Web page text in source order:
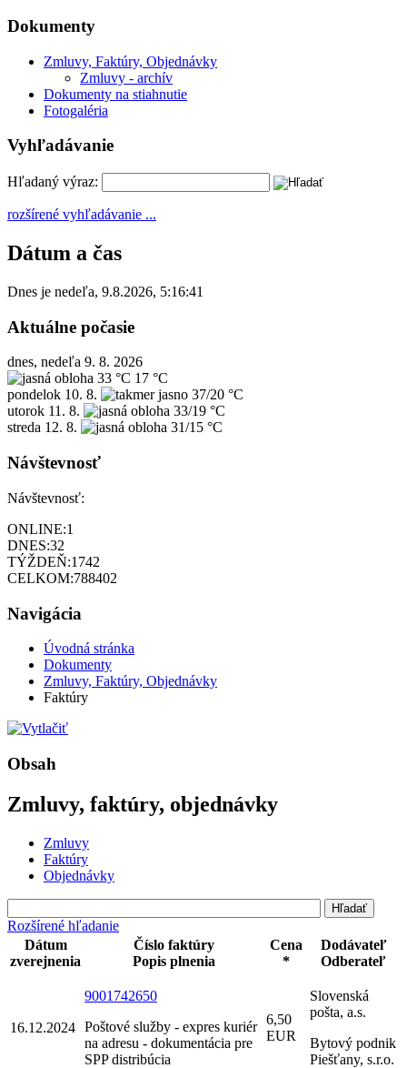
Dokumenty
Zmluvy, Faktúry, Objednávky
Zmluvy - archív
Dokumenty na stiahnutie
Fotogaléria
Vyhľadávanie
Hľadaný výraz:
rozšírené vyhľadávanie ...
Dátum a čas
Dnes je nedeľa, 9.8.2026, 5:16:41
Aktuálne počasie
dnes, nedeľa 9. 8. 2026
33 °C 17 °C
pondelok 10. 8.
37/20 °C
utorok 11. 8.
33/19 °C
streda 12. 8. 31/15 °C
Návštevnosť
Návštevnosť:
ONLINE:1
DNES:32
TÝŽDEŇ:1742
CELKOM:788402
Navigácia
Úvodná stránka
Dokumenty
Zmluvy, Faktúry, Objednávky
Faktúry
Obsah
Zmluvy, faktúry, objednávky
Zmluvy
Faktúry
Objednávky
Rozšírené hľadanie
Dátum
zverejnenia
Číslo faktúry
Popis plnenia
Cena
*
Dodávateľ
Odberateľ
16.12.2024
9001742650
Poštové služby - expres kuriér
na adresu - dokumentácia pre
SPP distribúcia
6,50
EUR
Slovenská
pošta, a.s.
Bytový podnik
Piešťany, s.r.o.